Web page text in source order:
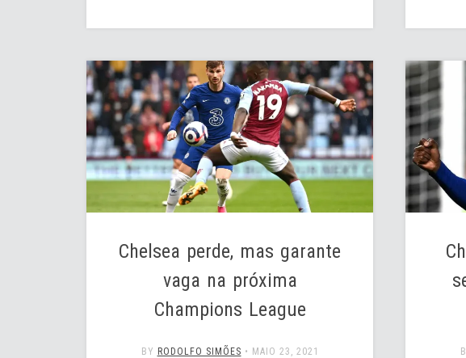
Chelsea perde, mas garante
vaga na próxima
Champions League
BY RODOLFO SIMÕES • MAIO 23, 2021